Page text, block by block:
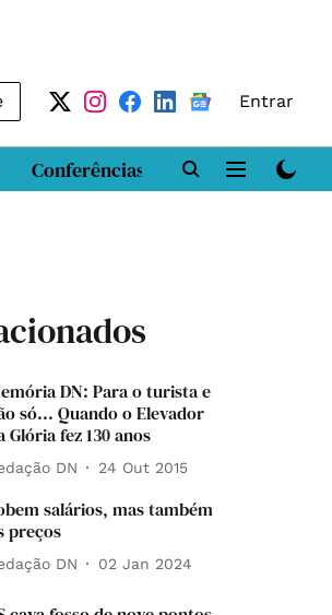
Entrar
Conferências DN LAB
DN: Para o turista e
só... Quando o Elevador
Glória fez 130 anos
DN 24 Out 2015
salários, mas também
preços
DN 02 Jan 2024